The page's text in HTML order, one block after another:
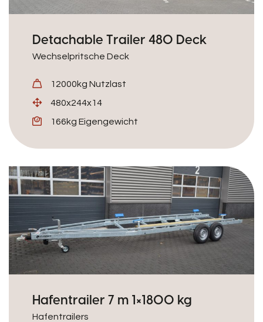
Detachable Trailer 480 Deck
Wechselpritsche Deck
12000kg Nutzlast
480x244x14
166kg Eigengewicht
Hafentrailer 7 m 1×1800 kg
Hafentrailers